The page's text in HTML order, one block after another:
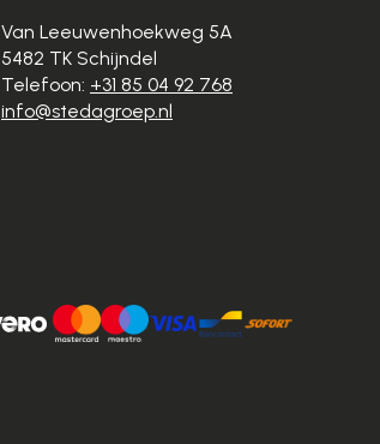
Van Leeuwenhoekweg 5A
5482 TK Schijndel
Telefoon: +31 85 04 92 768
info@stedagroep.nl